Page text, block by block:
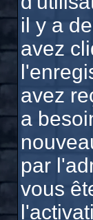
il y a
avez
avez
a
par
vous